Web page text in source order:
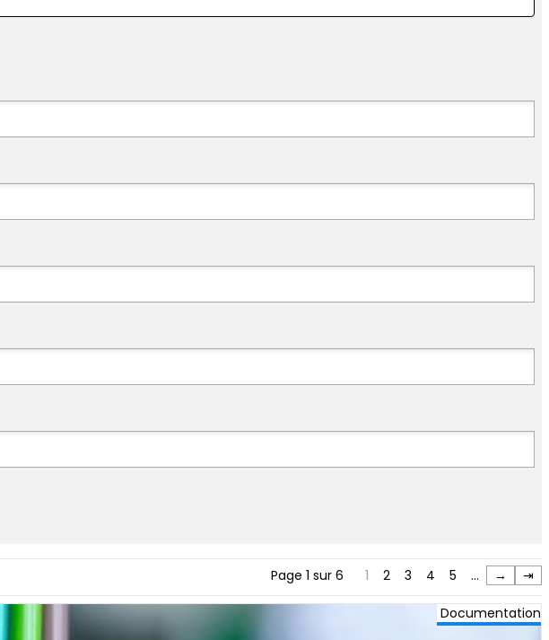
Page 1 sur 6 1 2 3 4 5 … → ⇥
Documentation